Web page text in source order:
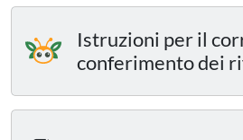
Istruzioni per il
conferimento dei